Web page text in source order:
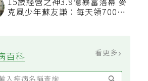
45歲男存2千萬提早退休 接信用
在看